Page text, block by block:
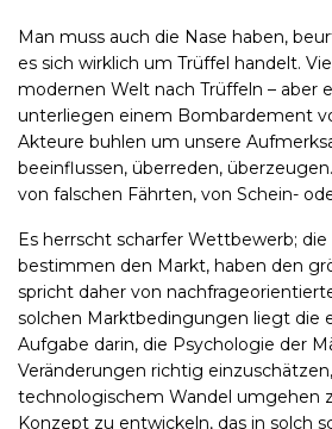
Man muss auch die Nase haben,
es sich wirklich um Trüffel handelt.
modernen Welt nach Trüffeln – aber
unterliegen einem Bombardement
Akteure buhlen um unsere
beeinflussen, überreden,
von falschen Fährten, von Schein-
Es herrscht scharfer Wettbewerb;
bestimmen den Markt, haben den
spricht daher von
solchen Marktbedingungen liegt die
Aufgabe darin, die Psychologie der
Veränderungen richtig
technologischem Wandel umgehen
Konzept zu entwickeln, das in solch